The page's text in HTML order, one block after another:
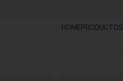
HOMEPRODUCTOS